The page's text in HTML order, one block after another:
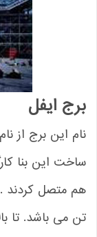
ایفل
این برج از نام